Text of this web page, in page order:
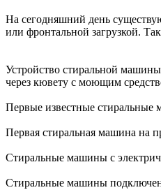
На сегодняшний день
или фронтальной загрузкой.
Устройство стиральной
через кювету с моющим
Первые известные стиральные
Первая стиральная машина на
Стиральные машины с
Стиральные машины